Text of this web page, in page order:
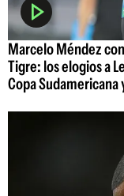
Marcelo Méndez
Tigre: los elogios a
Copa